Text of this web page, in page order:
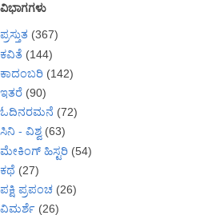
ವಿಭಾಗಗಳು
ಪ್ರಸ್ತುತ (367)
ಕವಿತೆ (144)
ಕಾದಂಬರಿ (142)
ಇತರೆ (90)
ಓದಿನರಮನೆ (72)
ಸಿನಿ - ವಿಶ್ವ (63)
ಮೇಕಿಂಗ್ ಹಿಸ್ಟರಿ (54)
ಕಥೆ (27)
ಪಕ್ಷಿ ಪ್ರಪಂಚ (26)
ವಿಮರ್ಶೆ (26)